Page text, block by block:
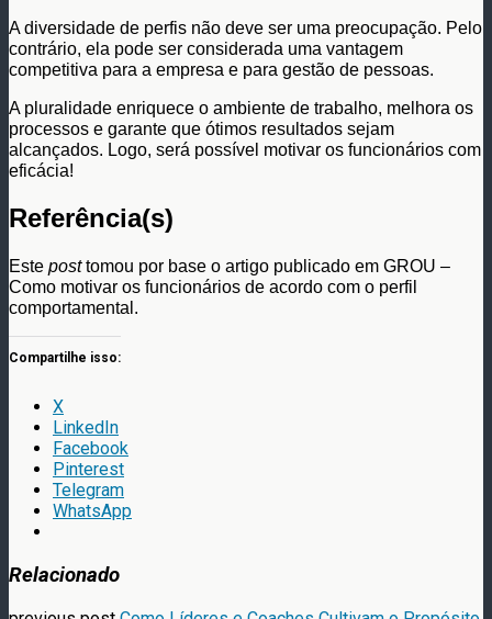
A diversidade de perfis não deve ser uma preocupação. Pelo
contrário, ela pode ser considerada uma vantagem
competitiva para a empresa e para gestão de pessoas.
A pluralidade enriquece o ambiente de trabalho, melhora os
processos e garante que ótimos resultados sejam
alcançados. Logo, será possível motivar os funcionários com
eficácia!
Referência(s)
Este posttomou por base o artigo publicado em GROU –
Como motivar os funcionários de acordo com o perfil
comportamental.
Compartilhe isso:
X
LinkedIn
Facebook
Pinterest
Telegram
WhatsApp
Relacionado